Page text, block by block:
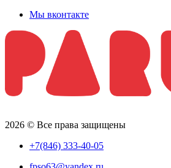
Мы вконтакте
2026 © Все права защищены
+7(846) 333-40-05